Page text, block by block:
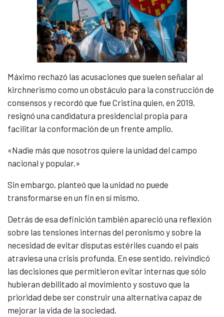
Máximo rechazó las acusaciones que suelen señalar al
kirchnerismo como un obstáculo para la construcción de
consensos y recordó que fue Cristina quien, en 2019,
resignó una candidatura presidencial propia para
facilitar la conformación de un frente amplio.
«Nadie más que nosotros quiere la unidad del campo
nacional y popular.»
Sin embargo, planteó que la unidad no puede
transformarse en un fin en sí mismo.
Detrás de esa definición también apareció una reflexión
sobre las tensiones internas del peronismo y sobre la
necesidad de evitar disputas estériles cuando el país
atraviesa una crisis profunda. En ese sentido, reivindicó
las decisiones que permitieron evitar internas que sólo
hubieran debilitado al movimiento y sostuvo que la
prioridad debe ser construir una alternativa capaz de
mejorar la vida de la sociedad.